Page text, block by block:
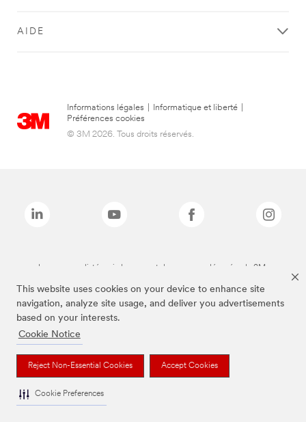
This website uses cookies on your device to enhance site
navigation, analyze site usage, and deliver you advertisements
based on your interests.
Cookie Notice
Reject Non-Essential Cookies Accept Cookies
Cookie Preferences
AIDE
Informations légales Informatique et liberté
Préférences cookies
© 3M 2026. Tous droits réservés.
Les marques listées ci-dessus sont des marques déposées de 3M.